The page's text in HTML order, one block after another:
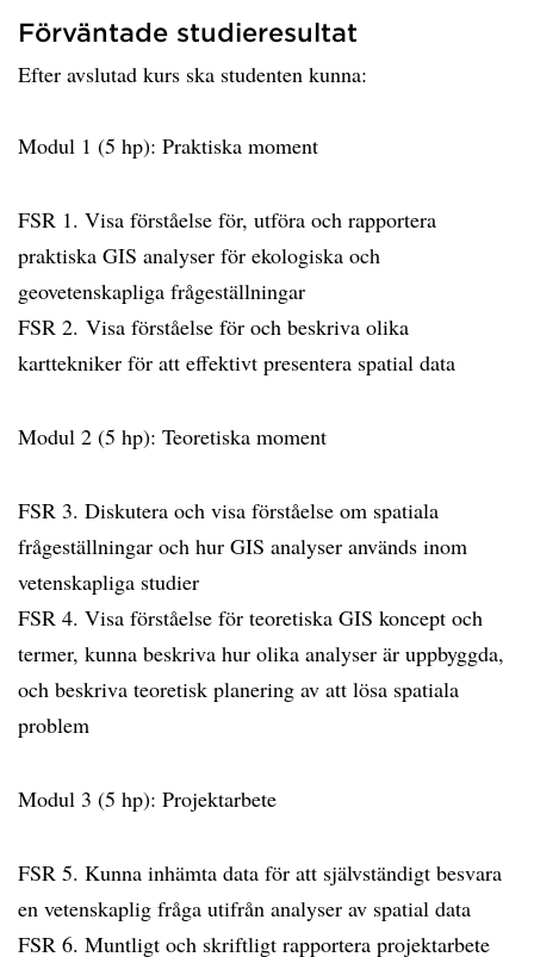
Förväntade studieresultat
Efter avslutad kurs ska studenten kunna:
Modul 1 (5 hp): Praktiska moment
FSR 1. Visa förståelse för, utföra och rapportera
praktiska GIS analyser för ekologiska och
geovetenskapliga frågeställningar
FSR 2. Visa förståelse för och beskriva olika
karttekniker för att effektivt presentera spatial data
Modul 2 (5 hp): Teoretiska moment
FSR 3. Diskutera och visa förståelse om spatiala
frågeställningar och hur GIS analyser används inom
vetenskapliga studier
FSR 4. Visa förståelse för teoretiska GIS koncept och
termer, kunna beskriva hur olika analyser är uppbyggda,
och beskriva teoretisk planering av att lösa spatiala
problem
Modul 3 (5 hp): Projektarbete
FSR 5. Kunna inhämta data för att självständigt besvara
en vetenskaplig fråga utifrån analyser av spatial data
FSR 6. Muntligt och skriftligt rapportera projektarbete